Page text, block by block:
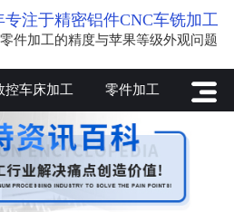
专注于精密铝件CNC车铣加工
件加工的精度与苹果等级外观问题
控车床加工 零件加工